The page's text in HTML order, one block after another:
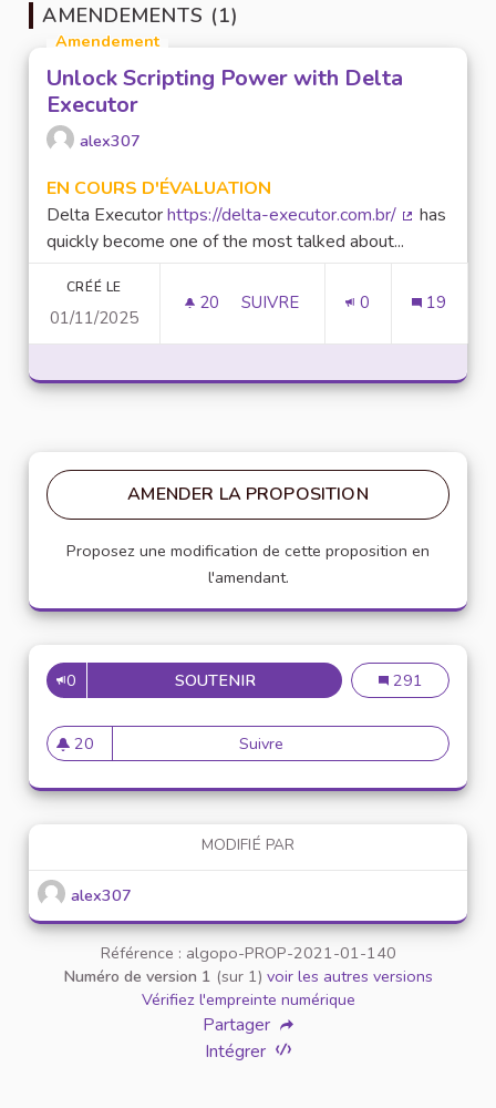
AMENDEMENTS (1)
Amendement
Unlock Scripting Power with Delta
Executor
alex307
EN COURS D'ÉVALUATION
Delta Executorhttps://delta-executor.com.br/
has
quickly become one of the most talked about...
CRÉÉ LE
01/11/2025
20 20 ABONNÉS
SUIVRE 0 19
AMENDER LA PROPOSITION
Proposez une modification de cette proposition en
l'amendant.
0 SOUTENIRMISE EN PLACE DEMise en place
291
20
20 abonnés
Suivre Mise en place de référents
MODIFIÉ PAR
alex307
Référence : algopo-PROP-2021-01-140
Numéro de version 1 (sur 1) voir les autres versions
Vérifiez l'empreinte numérique
Partager
Intégrer